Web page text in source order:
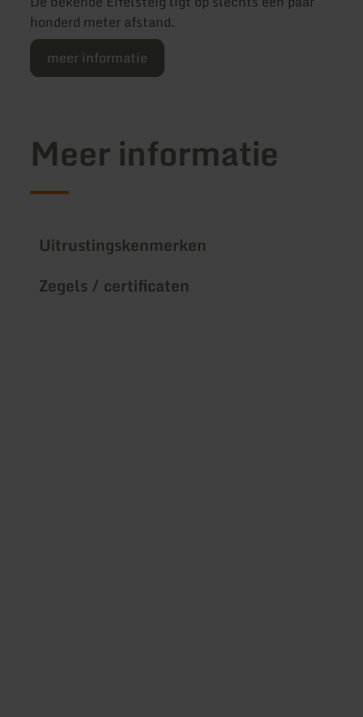
honderd meter afstand.
meer informatie
Meer informatie
Uitrustingskenmerken
Zegels / certificaten